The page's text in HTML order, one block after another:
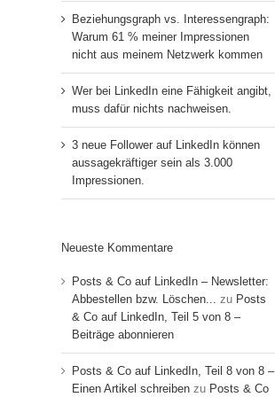
Beziehungsgraph vs. Interessengraph:
Warum 61 % meiner Impressionen
nicht aus meinem Netzwerk kommen
Wer bei LinkedIn eine Fähigkeit angibt,
muss dafür nichts nachweisen.
3 neue Follower auf LinkedIn können
aussagekräftiger sein als 3.000
Impressionen.
Neueste Kommentare
Posts & Co auf LinkedIn – Newsletter:
Abbestellen bzw. Löschen...
zu Posts
& Co auf LinkedIn, Teil 5 von 8 –
Beiträge abonnieren
Posts & Co auf LinkedIn, Teil 8 von 8 –
Einen Artikel schreibenzu Posts & Co